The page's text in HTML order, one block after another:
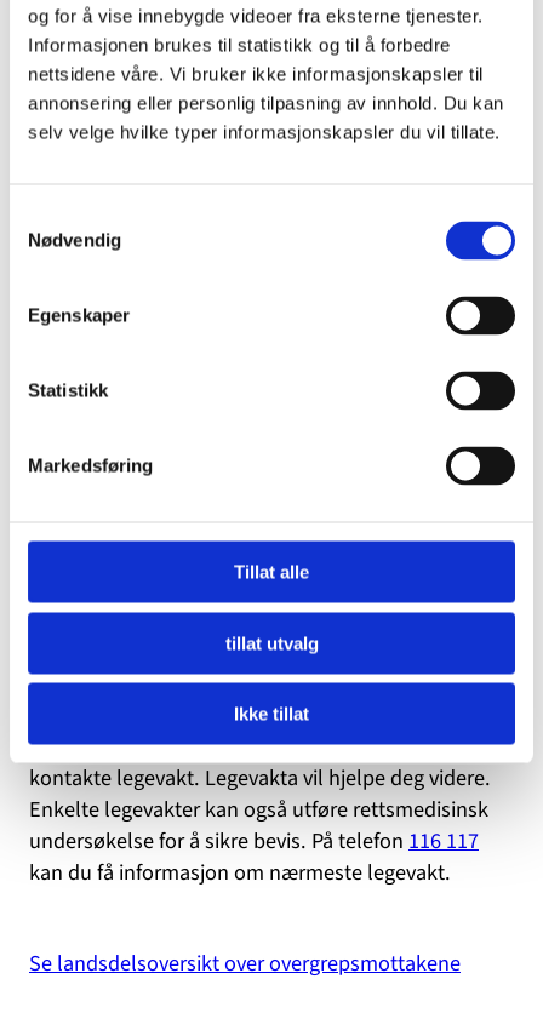
og for å vise innebygde videoer fra eksterne tjenester.
Informasjonen brukes til statistikk og til å forbedre
nettsidene våre. Vi bruker ikke informasjonskapsler til
annonsering eller personlig tilpasning av innhold. Du kan
selv velge hvilke typer informasjonskapsler du vil tillate.
Nødvendig
Egenskaper
Statistikk
Markedsføring
Tillat alle
tillat utvalg
Ikke tillat
Overgrepsmottakene tilbyr tolk når det er behov for
det.
Overgrepsmottakene er knyttet til legevaktene eller
sykehusene og er en del av det offentlige
kan hjelpe deg å ta kontakt.
Her finner du oversikt over landets overgrepsmottak
Legevakt
Hvis det er vanskelig for deg å komme til nærmeste
overgrepsmottak (for eksempel på grunn av
vanskelige værforhold eller lange avstander), kan du
kontakte legevakt. Legevakta vil hjelpe deg videre.
Enkelte legevakter kan også utføre rettsmedisinsk
undersøkelse for å sikre bevis. På telefon 116 117
kan du få informasjon om nærmeste legevakt.
Se landsdelsoversikt over overgrepsmottakene